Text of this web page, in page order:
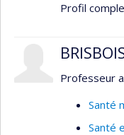
Profil
Professeur
Santé
Santé